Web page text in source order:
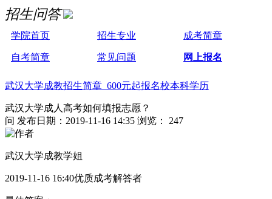
招生问答
学院首页 招生专业 成考简章
自考简章 常见问题 网上报名
武汉大学成教招生简章 600元起报名校本科学历
武汉大学成人高考如何填报志愿？
问 发布日期：2019-11-16 14:35 浏览： 247
武汉大学成教学姐
2019-11-16 16:40优质成考解答者